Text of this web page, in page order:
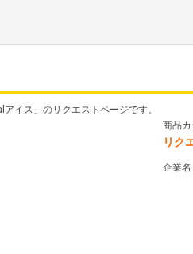
イス」のリクエストページです。
商品
リク
企業